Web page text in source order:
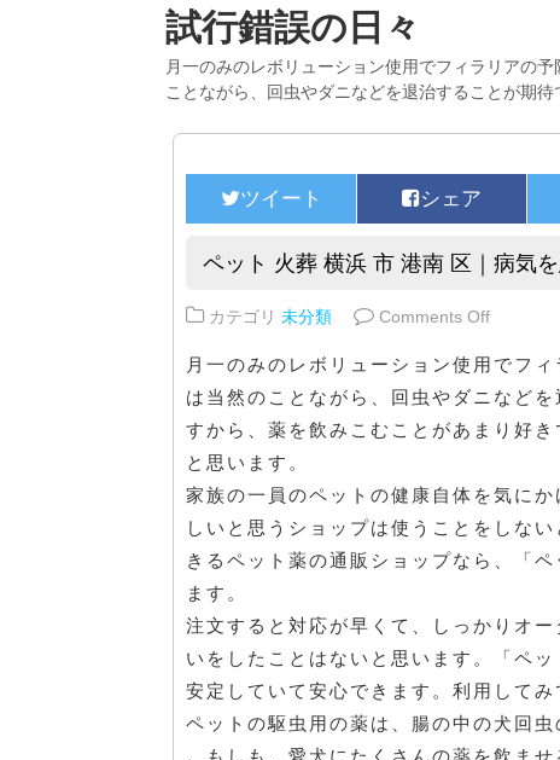
試行錯誤の日々
月一のみのレボリューション使用でフィラリアの
ことながら、回虫やダニなどを退治することが期待
ペット 火葬 横浜 市 港南 区｜病気
カテゴリ 未分類 Comments Offon ペッ
月一のみのレボリューション使用でフ
は当然のことながら、回虫やダニなど
すから、薬を飲みこむことがあまり好
と思います。
家族の一員のペットの健康自体を気に
しいと思うショップは使うことをしな
きるペット薬の通販ショップなら、「
ます。
注文すると対応が早くて、しっかりオ
いをしたことはないと思います。「ペ
安定していて安心できます。利用してみ
ペットの駆虫用の薬は、腸の中の犬回
。もしも、愛犬にたくさんの薬を飲ま